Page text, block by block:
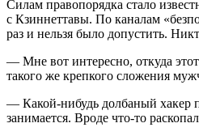
Силам правопорядка стало
с Кзиннеттавы. По каналам
раз и нельзя было допустить.
— Мне вот интересно, откуда
такого же крепкого сложения
— Какой-нибудь долбаный хакер
занимается. Вроде что-то